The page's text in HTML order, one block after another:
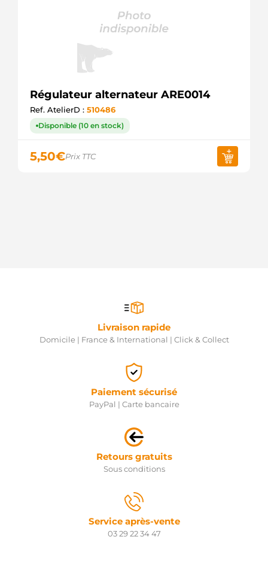
Régulateur alternateur ARE0014
Ref. AtelierD : 510486
Disponible (10 en stock)
5,50€Prix TTC
Livraison rapide
Domicile | France & International | Click & Collect
Paiement sécurisé
PayPal | Carte bancaire
Retours gratuits
Sous conditions
Service après-vente
03 29 22 34 47